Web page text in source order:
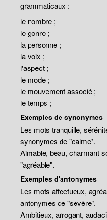
grammaticaux :
le nombre ;
le genre ;
la personne ;
la voix ;
l'aspect ;
le mode ;
le mouvement associé ;
le temps ;
Exemples de synonymes
Les mots tranquille,
synonymes de "calme".
Aimable, beau, charmant
"agréable".
Exemples d'antonymes
Les mots affectueux,
antonymes de "sévère".
Ambitieux, arrogant,